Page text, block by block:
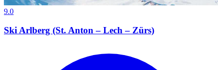
9.0
Ski Arlberg (St. Anton – Lech – Zürs)